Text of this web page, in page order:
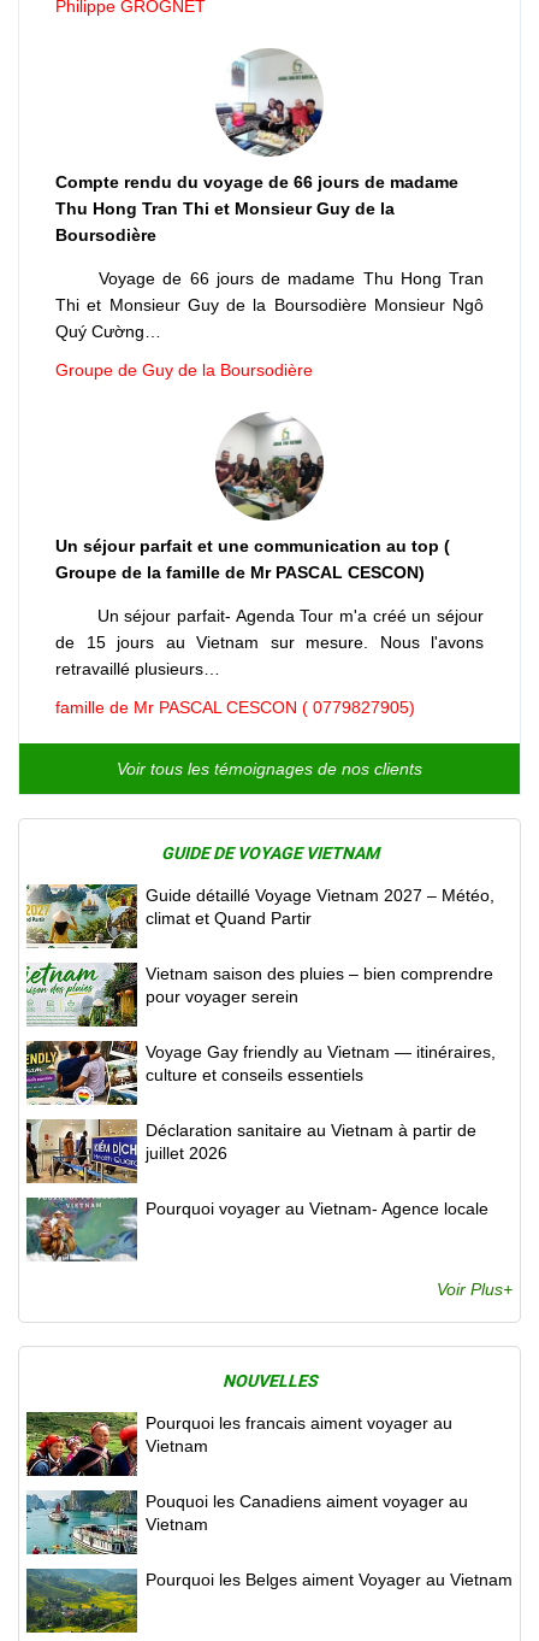
Philippe GROGNET
Compte rendu du voyage de 66 jours de madame
Thu Hong Tran Thi et Monsieur Guy de la
Boursodière
Voyage de 66 jours de madame Thu Hong Tran
Thi et Monsieur Guy de la Boursodière Monsieur Ngô
Quý Cường…
Groupe de Guy de la Boursodière
Un séjour parfait et une communication au top (
Groupe de la famille de Mr PASCAL CESCON)
Un séjour parfait- Agenda Tour m'a créé un séjour
de 15 jours au Vietnam sur mesure. Nous l'avons
retravaillé plusieurs…
famille de Mr PASCAL CESCON ( 0779827905)
Voir tous les témoignages de nos clients
GUIDE DE VOYAGE VIETNAM
Guide détaillé Voyage Vietnam 2027 – Météo,
climat et Quand Partir
Vietnam saison des pluies – bien comprendre
pour voyager serein
Voyage Gay friendly au Vietnam — itinéraires,
culture et conseils essentiels
Déclaration sanitaire au Vietnam à partir de
juillet 2026
Pourquoi voyager au Vietnam- Agence locale
Voir Plus+
NOUVELLES
Pourquoi les francais aiment voyager au
Vietnam
Pouquoi les Canadiens aiment voyager au
Vietnam
Pourquoi les Belges aiment Voyager au Vietnam